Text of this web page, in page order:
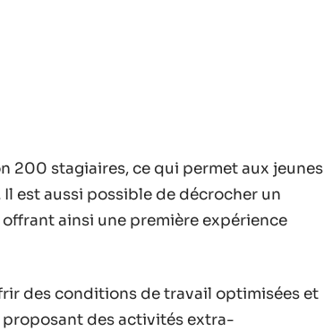
200 stagiaires, ce qui permet aux jeunes
est aussi possible de décrocher un
ainsi une première expérience
des conditions de travail optimisées et
des activités extra-